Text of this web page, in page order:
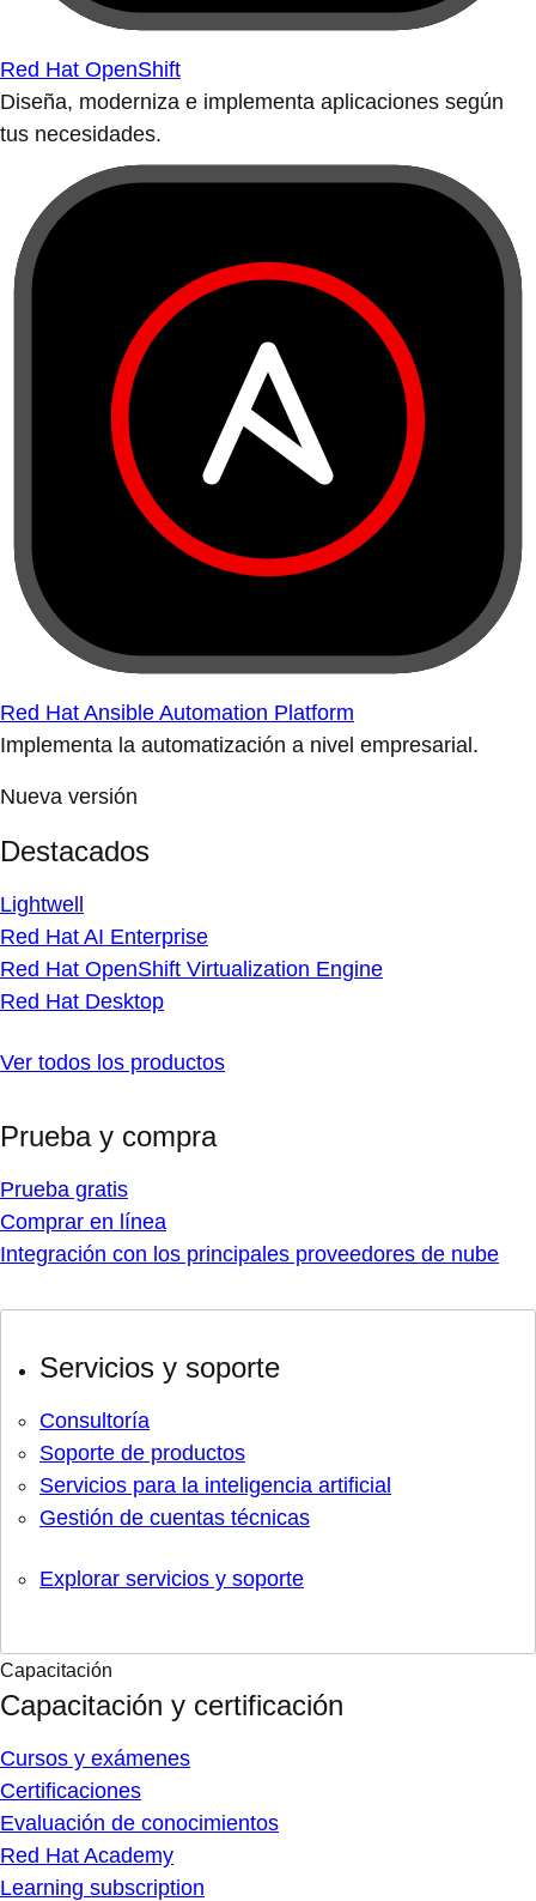
Red Hat OpenShift
Diseña, moderniza e implementa aplicaciones según
tus necesidades.
Red Hat Ansible Automation Platform
Implementa la automatización a nivel empresarial.
Nueva versión
Destacados
Lightwell
Red Hat AI Enterprise
Red Hat OpenShift Virtualization Engine
Red Hat Desktop
Ver todos los productos
Prueba y compra
Prueba gratis
Comprar en línea
Integración con los principales proveedores de nube
Servicios y soporte
Consultoría
Soporte de productos
Servicios para la inteligencia artificial
Gestión de cuentas técnicas
Explorar servicios y soporte
Capacitación
Capacitación y certificación
Cursos y exámenes
Certificaciones
Evaluación de conocimientos
Red Hat Academy
Learning subscription